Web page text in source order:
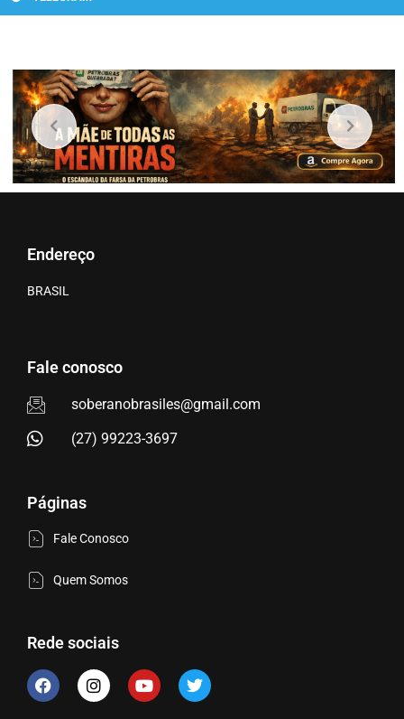
Endereço
BRASIL
Fale conosco
soberanobrasiles@gmail.com
(27) 99223-3697
Páginas
Fale Conosco
Quem Somos
Rede sociais